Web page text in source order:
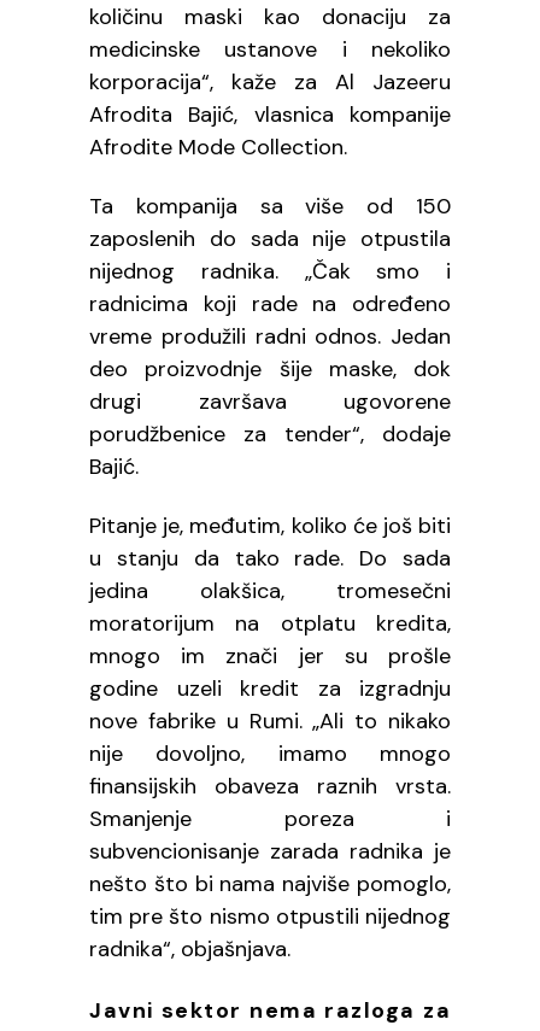
količinu maski kao donaciju za
medicinske ustanove i nekoliko
korporacija“, kaže za Al Jazeeru
Afrodita Bajić, vlasnica kompanije
Afrodite Mode Collection.
Ta kompanija sa više od 150
zaposlenih do sada nije otpustila
nijednog radnika. „Čak smo i
radnicima koji rade na određeno
vreme produžili radni odnos. Jedan
deo proizvodnje šije maske, dok
drugi završava ugovorene
porudžbenice za tender“, dodaje
Bajić.
Pitanje je, međutim, koliko će još biti
u stanju da tako rade. Do sada
jedina olakšica, tromesečni
moratorijum na otplatu kredita,
mnogo im znači jer su prošle
godine uzeli kredit za izgradnju
nove fabrike u Rumi. „Ali to nikako
nije dovoljno, imamo mnogo
finansijskih obaveza raznih vrsta.
Smanjenje poreza i
subvencionisanje zarada radnika je
nešto što bi nama najviše pomoglo,
tim pre što nismo otpustili nijednog
radnika“, objašnjava.
Javni sektor nema razloga za